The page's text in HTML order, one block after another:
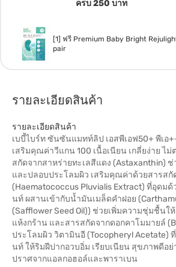
ครบ 250 บาท
[1] ฟรี Premium Baby Bright
pair
รายละเอียดสินค้า
รายละเอียดสินค้า
เบบี้ไบร์ท ซันซันแมทท์ลิป เอสพีเอฟ50+ พีเอ
เสริมคุณค่าวีแกน 100 เนื้อเนียน เกลี่ยง่าย ไม่
สกัดจากสาหร่ายทะเลสีแดง (Astaxanthin) ช่
และปลอบประโลมผิว เสริมคุณค่าด้วยสารสกั
(Haematococcus Pluvialis Extract) ที่อุดม
นท์ ผสานเข้ากับน้ำมันเมล็ดคำฝอย
(Safflower Seed Oil)) ช่วยเพิ่มความชุ่มชื้นใ
แห้งกร้าน และสารสกัดจากดอกคาโมมายล์
ประโลมผิว วิตามินอี (Tocopheryl Acetate)
นท์ ให้ริมฝีปากอวบอิ่ม เรียบเนียน สุขภาพดีอ
ปราศจากแอลกอฮอล์และพาราเบน